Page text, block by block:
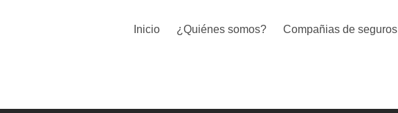
Inicio ¿Quiénes somos? Compañias de seguros